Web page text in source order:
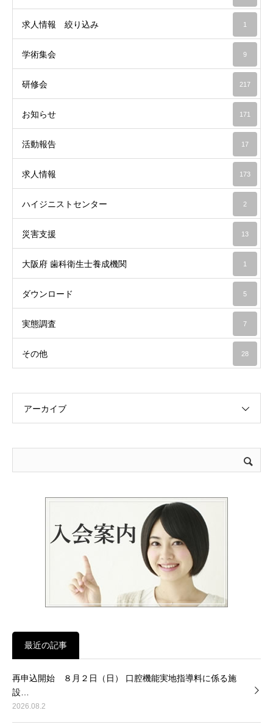
求人情報 絞り込み 1
学術集会 9
研修会 217
お知らせ 171
活動報告 17
求人情報 173
ハイジニストセンター 2
災害支援 13
大阪府 歯科衛生士養成機関 1
ダウンロード 5
実態調査 7
その他 28
アーカイブ
最近の記事
再申込開始 ８月２日（日） 口腔機能実地指導料に係る施
設…
2026.08.2